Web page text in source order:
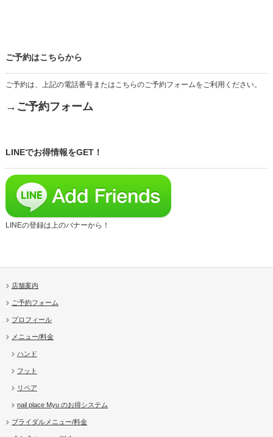
ご予約はこちらから
ご予約は、上記の電話番号またはこちらのご予約フォームをご利用ください。
→ご予約フォーム
LINEでお得情報をGET！
LINEの登録は上のバナーから！
店舗案内
ご予約フォーム
プロフィール
メニュー/料金
ハンド
フット
リペア
nail place Myu のお得システム
ブライダルメニュー/料金